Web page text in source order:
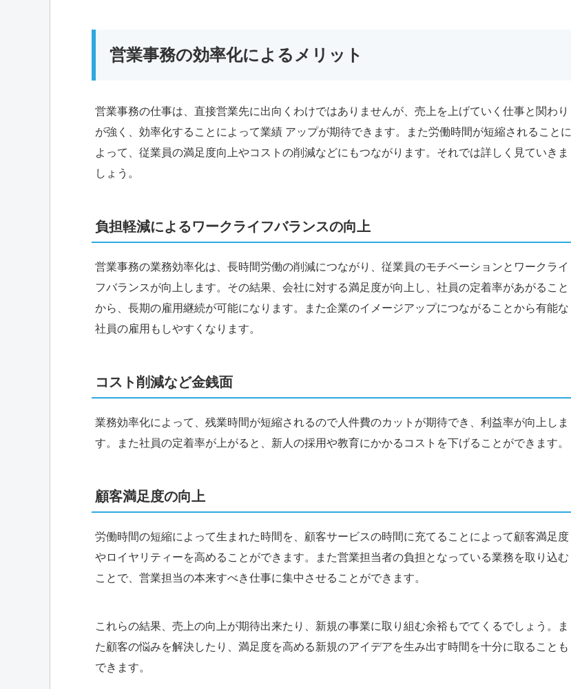
営業事務の効率化によるメリット
営業事務の仕事は、直接営業先に出向くわけではありませんが、売上を上げていく仕事と関わり
が強く、効率化することによって業績 アップが期待できます。また労働時間が短縮されることに
よって、従業員の満足度向上やコストの削減などにもつながります。それでは詳しく見ていきま
しょう。
負担軽減によるワークライフバランスの向上
営業事務の業務効率化は、長時間労働の削減につながり、従業員のモチベーションとワークライ
フバランスが向上します。その結果、会社に対する満足度が向上し、社員の定着率があがること
から、長期の雇用継続が可能になります。また企業のイメージアップにつながることから有能な
社員の雇用もしやすくなります。
コスト削減など金銭面
業務効率化によって、残業時間が短縮されるので人件費のカットが期待でき、利益率が向上しま
す。また社員の定着率が上がると、新人の採用や教育にかかるコストを下げることができます。
顧客満足度の向上
労働時間の短縮によって生まれた時間を、顧客サービスの時間に充てることによって顧客満足度
やロイヤリティーを高めることができます。また営業担当者の負担となっている業務を取り込む
ことで、営業担当の本来すべき仕事に集中させることができます。
これらの結果、売上の向上が期待出来たり、新規の事業に取り組む余裕もでてくるでしょう。ま
た顧客の悩みを解決したり、満足度を高める新規のアイデアを生み出す時間を十分に取ることも
できます。